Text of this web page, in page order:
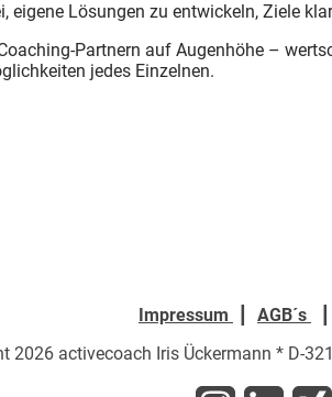
eigene Lösungen zu entwickeln, Ziele
Partnern auf Augenhöhe –
jedes Einzelnen.
Impressum AGB´s
2026 activecoach Iris Ückermann * D-